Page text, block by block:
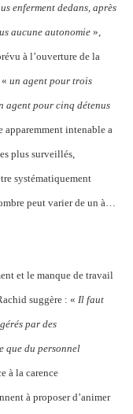
enferment dedans, après
aucune autonomie »,
à l’ouverture de la
un agent pour trois
agent pour cinq détenus
apparemment intenable a
plus surveillés,
systématiquement
peut varier de un à…
et le manque de travail
suggère : « Il faut
par des
que du personnel
à la carence
à proposer d’animer